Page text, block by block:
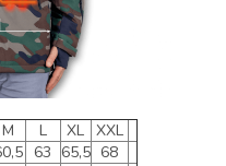
M L XL XXL
63 65,5 68